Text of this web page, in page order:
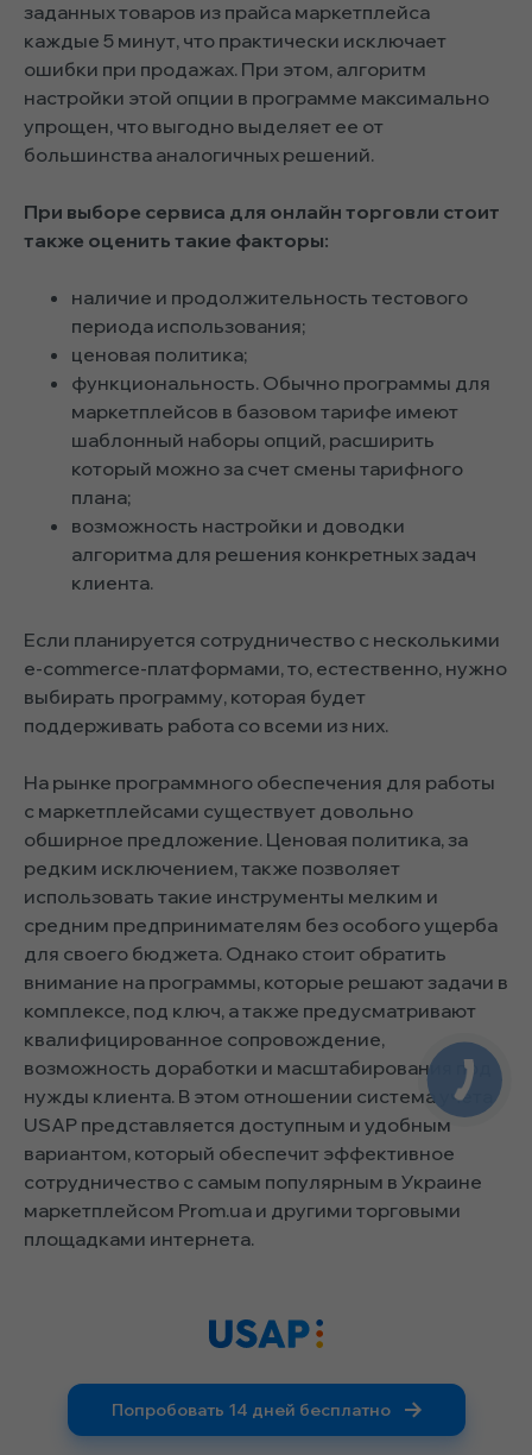
заданных товаров из прайса маркетплейса
каждые 5 минут, что практически исключает
ошибки при продажах. При этом, алгоритм
настройки этой опции в программе максимально
упрощен, что выгодно выделяет ее от
большинства аналогичных решений.
При выборе сервиса для онлайн торговли стоит
также оценить такие факторы:
наличие и продолжительность тестового
периода использования;
ценовая политика;
функциональность. Обычно программы для
маркетплейсов в базовом тарифе имеют
шаблонный наборы опций, расширить
который можно за счет смены тарифного
плана;
возможность настройки и доводки
алгоритма для решения конкретных задач
клиента.
Если планируется сотрудничество с несколькими
e-commerce-платформами, то, естественно, нужно
выбирать программу, которая будет
поддерживать работа со всеми из них.
На рынке программного обеспечения для работы
с маркетплейсами существует довольно
обширное предложение. Ценовая политика, за
редким исключением, также позволяет
использовать такие инструменты мелким и
средним предпринимателям без особого ущерба
для своего бюджета. Однако стоит обратить
внимание на программы, которые решают задачи в
комплексе, под ключ, а также предусматривают
квалифицированное сопровождение,
возможность доработки и масштабирования под
нужды клиента. В этом отношении система учета
USAP представляется доступным и удобным
вариантом, который обеспечит эффективное
сотрудничество с самым популярным в Украине
маркетплейсом Prom.ua и другими торговыми
площадками интернета.
Попробовать 14 дней бесплатно